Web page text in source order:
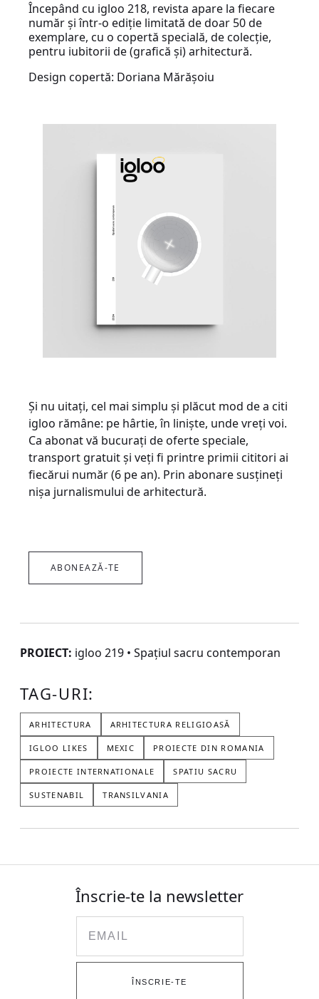
Începând cu igloo 218, revista apare la fiecare
număr și într-o ediție limitată de doar 50 de
exemplare, cu o copertă specială, de colecție,
pentru iubitorii de (grafică și) arhitectură.
Design copertă: Doriana Mărășoiu
Și nu uitați, cel mai simplu și plăcut mod de a citi
igloo rămâne: pe hârtie, în liniște, unde vreți voi.
Ca abonat vă bucurați de oferte speciale,
transport gratuit și veți fi printre primii cititori ai
fiecărui număr (6 pe an). Prin abonare susțineți
nișa jurnalismului de arhitectură.
ABONEAZĂ-TE
PROIECT: igloo 219 • Spațiul sacru contemporan
TAG-URI:
ARHITECTURA ARHITECTURA RELIGIOASĂ
IGLOO LIKES MEXIC PROIECTE DIN ROMANIA
PROIECTE INTERNATIONALE SPATIU SACRU
SUSTENABIL TRANSILVANIA
Înscrie-te la newsletter
ÎNSCRIE-TE